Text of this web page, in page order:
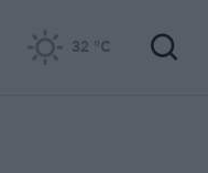
32 °C